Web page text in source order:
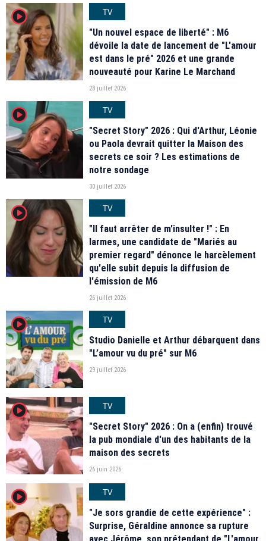
player2
TV
"Un nouvel espace de liberté" : M6
dévoile la date de lancement de "L'amour
est dans le pré" 2026 et une grande
nouveauté pour Karine Le Marchand
28 juillet 2026
player2
TV
"Secret Story" 2026 : Qui d'Arthur, Léonie
ou Paola devrait quitter la Maison des
secrets ce soir ? Les estimations de
notre sondage
30 juillet 2026
player2
TV
"Il faut arrêter de m'insulter !" : En
larmes, une candidate de "Mariés au
premier regard" dénonce le harcèlement
qu'elle subit depuis la diffusion de
l'émission de M6
26 juillet 2026
player2
TV
Studio Danielle et Arthur débarquent dans
"L’amour vu du pré" sur M6
29 juillet 2026
player2
TV
"Secret Story" 2026 : On a (enfin) trouvé
la pub mondiale d'un des habitants de la
maison des secrets
26 juin 2026
player2
TV
"Je sors grandie de cette expérience" :
Surprise, Géraldine annonce sa rupture